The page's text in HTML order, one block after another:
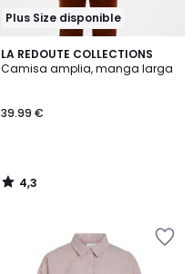
Plus Size disponible
LA REDOUTE COLLECTIONS
Camisa amplia, manga larga
39.99 €
4,3
/ 5
4,3
/